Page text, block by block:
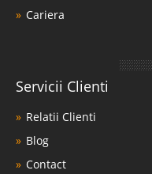
Cariera
Servicii Clienti
Relatii Clienti
Blog
Contact